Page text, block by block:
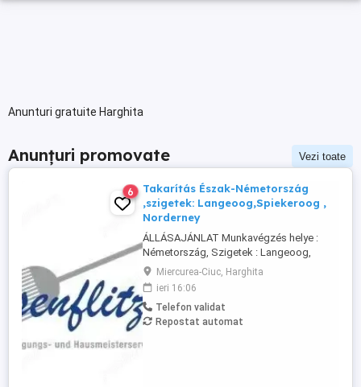
Anunturi gratuite Harghita
Anunțuri promovate Vezi toate
6
Takarítás Észak-Németország
,szigetek: Langeoog,Spiekeroog ,
Norderney
ÁLLÁSAJÁNLAT Munkavégzés helye :
Németország, Szigetek : Langeoog,
Spiekeroog, Norderney A Besenflitzer cég
lakások, de más létesítmények
takarítására is szakosodott, mint például
iskolák, vasútállomások, helyi
közigazgatás keretébe tartozó
Miercurea-Ciuc, Harghita
ieri 16:06
Telefon validat
Repostat automat